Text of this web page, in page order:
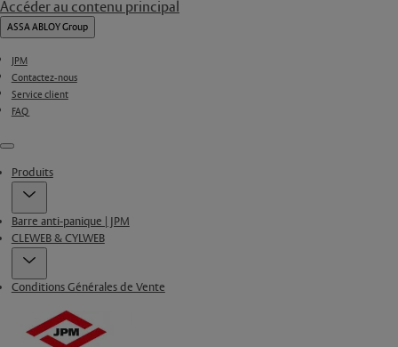
Accéder au contenu principal
ASSA ABLOY Group
JPM
Contactez-nous
Service client
FAQ
Menu
Produits
Barre anti-panique | JPM
CLEWEB & CYLWEB
Conditions Générales de Vente